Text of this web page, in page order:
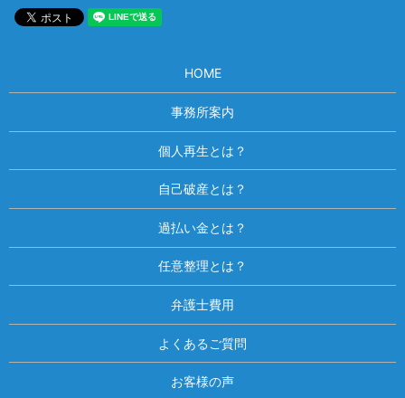
HOME
事務所案内
個人再生とは？
自己破産とは？
過払い金とは？
任意整理とは？
弁護士費用
よくあるご質問
お客様の声